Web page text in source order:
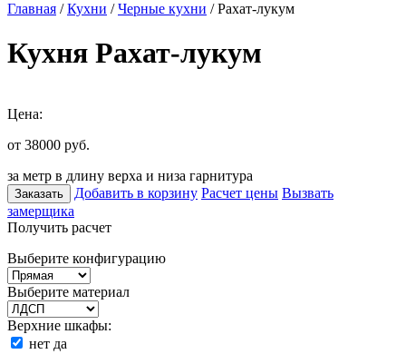
Главная /Кухни /Черные кухни / Рахат-лукум
Кухня Рахат-лукум
Цена:
от 38000 руб.
за метр в длину верха и низа гарнитура
Заказать Добавить в корзину Расчет цены Вызвать
замерщика
Получить расчет
Выберите конфигурацию
Выберите материал
Верхние шкафы:
нет да